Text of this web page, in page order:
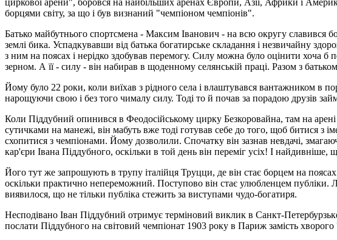
борцями світу, за що і був визнаний "чемпіоном чемпіонів".
Батько майбутнього спортсмена - Максим Іванович - на всю округу славився
землі бика. Успадкувавши від батька богатирське складання і незвичайну
з ним на поясах і нерідко здобував перемогу. Силу можна було оцінити хоча б
зерном. А її - силу - він набирав в щоденному селянській праці. Разом з
Йому було 22 роки, коли виїхав з рідного села і влаштувався вантажником в
нарощуючи свою і без того чималу силу. Тоді то й почав за порадою друзів
Коли Піддубний опинився в Феодосійському цирку Безкоровайна, там на
сутичками на манежі, він мабуть вже тоді готував себе до того, щоб битися з
схопитися з чемпіонами. Йому дозволили. Спочатку він зазнав невдачі,
кар'єри Івана Піддубного, оскільки в той день він переміг усіх! І найдивніше,
Його тут же запрошують в трупу італійця Труцци, де він стає борцем на
оскільки практично непереможний. Поступово він стає улюбленцем публіки.
виявилося, що не тільки публіка стежить за виступами чудо-богатиря.
Несподівано Іван Піддубний отримує терміновий виклик в Санкт-
послати Піддубного на світовий чемпіонат 1903 року в Париж замість